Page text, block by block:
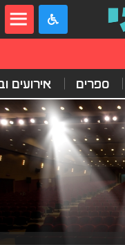
ספרים אירועים